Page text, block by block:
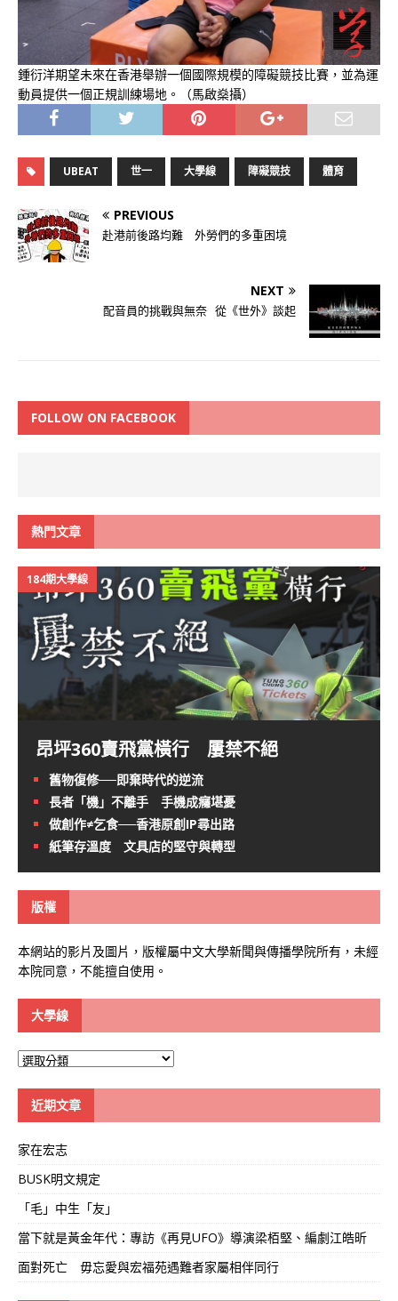
鍾衍洋期望未來在香港舉辦一個國際規模的障礙競技比賽，並為運
動員提供一個正規訓練場地。（馬啟燊攝）
UBEAT 世一 大學線 障礙競技 體育
PREVIOUS
赴港前後路均難 外勞們的多重困境
NEXT
配音員的挑戰與無奈 從《世外》談起
FOLLOW ON FACEBOOK
熱門文章
184期大學線
昂坪360賣飛黨橫行 屢禁不絕
舊物復修──即棄時代的逆流
長者「機」不離手 手機成癮堪憂
做創作≠乞食──香港原創IP尋出路
紙筆存溫度 文具店的堅守與轉型
版權
本網站的影片及圖片，版權屬中文大學新聞與傳播學院所有，未經
本院同意，不能擅自使用。
大學線
大
近期文章
家在宏志
BUSK明文規定
「毛」中生「友」
當下就是黃金年代：專訪《再見UFO》導演梁栢堅、編劇江皓昕
面對死亡 毋忘愛與宏福苑遇難者家屬相伴同行